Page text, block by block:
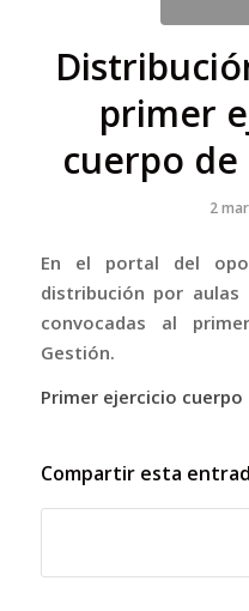
primer
cuerpo de
2
En el portal del
distribución por aulas
convocadas al
Gestión.
Primer ejercicio cuerpo
Compartir esta